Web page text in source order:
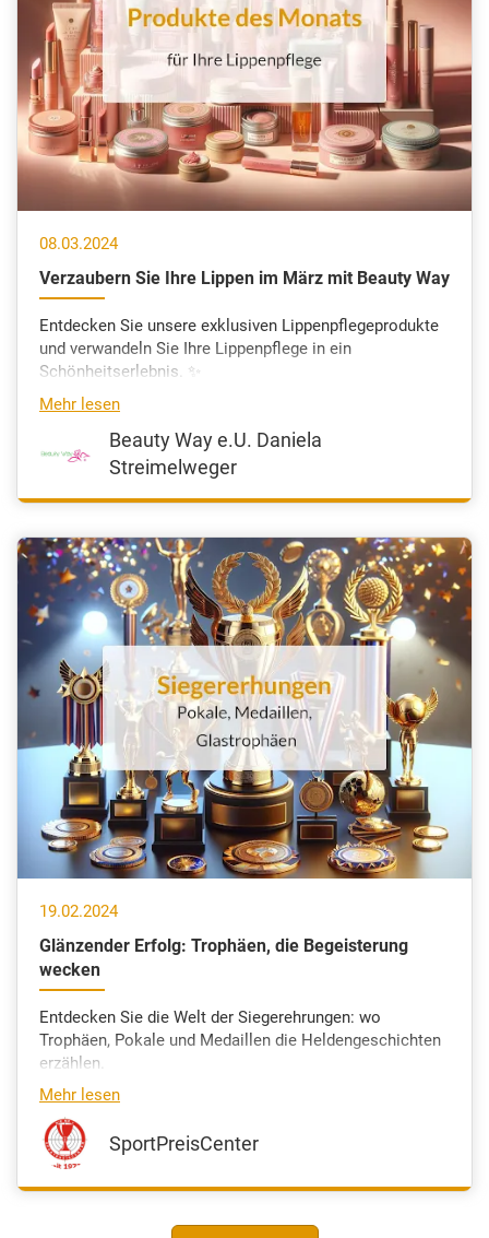
08.03.2024
Verzaubern Sie Ihre Lippen im März mit Beauty Way
Entdecken Sie unsere exklusiven Lippenpflegeprodukte
und verwandeln Sie Ihre Lippenpflege in ein
Schönheitserlebnis. ✨
Mehr lesen
Beauty Way e.U. Daniela
Streimelweger
19.02.2024
Glänzender Erfolg: Trophäen, die Begeisterung
wecken
Entdecken Sie die Welt der Siegerehrungen: wo
Trophäen, Pokale und Medaillen die Heldengeschichten
erzählen.
Mehr lesen
SportPreisCenter